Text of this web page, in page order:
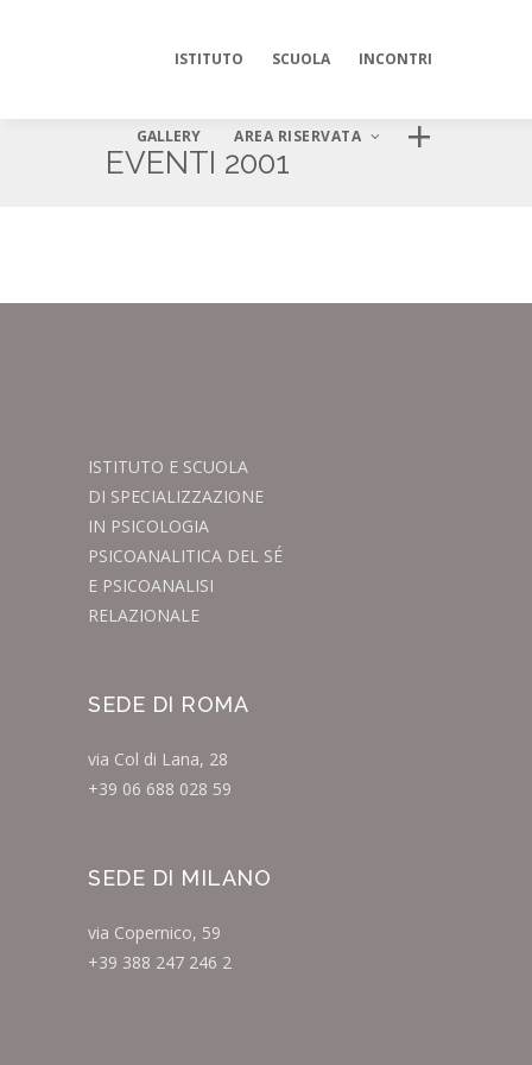
ISTITUTO SCUOLA INCONTRI
GALLERY AREA RISERVATA
EVENTI 2001
ISTITUTO E SCUOLA
DI SPECIALIZZAZIONE
IN PSICOLOGIA
PSICOANALITICA DEL SÉ
E PSICOANALISI
RELAZIONALE
SEDE DI ROMA
via Col di Lana, 28
+39 06 688 028 59
SEDE DI MILANO
via Copernico, 59
+39 388 247 246 2